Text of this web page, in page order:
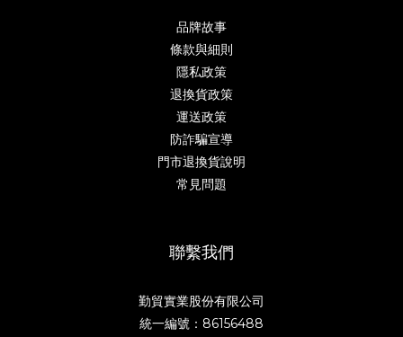
品牌故事
條款與細則
隱私政策
退換貨政策
運送政策
防詐騙宣導
門市退換貨說明
常見問題
聯繫我們
勤貿實業股份有限公司
統一編號：86156488